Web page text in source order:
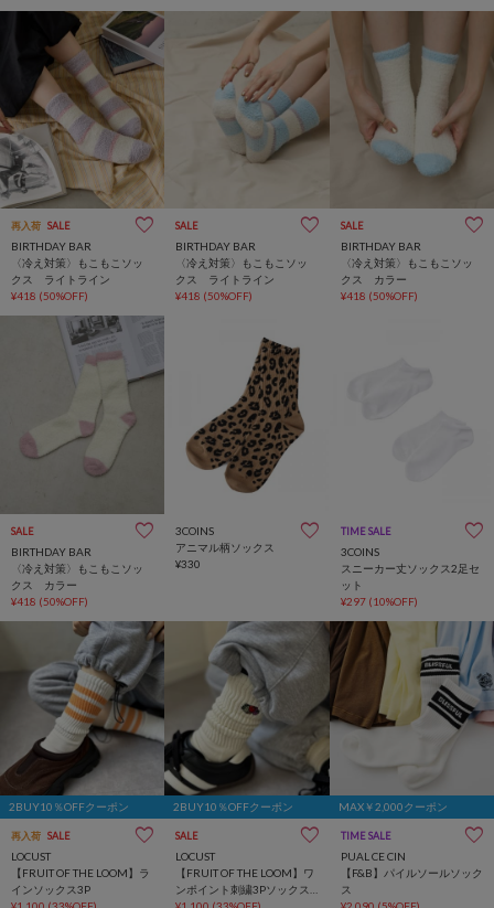
再入荷 SALE
BIRTHDAY BAR
〈冷え対策〉もこもこソッ
クス ライトライン
¥418 (50%OFF)
SALE
BIRTHDAY BAR
〈冷え対策〉もこもこソッ
クス ライトライン
¥418 (50%OFF)
SALE
BIRTHDAY BAR
〈冷え対策〉もこもこソッ
クス カラー
¥418 (50%OFF)
SALE
BIRTHDAY BAR
〈冷え対策〉もこもこソッ
クス カラー
¥418 (50%OFF)
3COINS
アニマル柄ソックス
¥330
TIME SALE
3COINS
スニーカー丈ソックス2足セ
ット
¥297 (10%OFF)
2BUY10％OFFクーポン
再入荷 SALE
LOCUST
【FRUIT OF THE LOOM】ラ
インソックス3P
2BUY10％OFFクーポン
SALE
LOCUST
【FRUIT OF THE LOOM】ワ
ンポイント刺繍3Pソックス
MAX￥2,000クーポン
TIME SALE
PUAL CE CIN
【F&B】パイルソールソック
ス